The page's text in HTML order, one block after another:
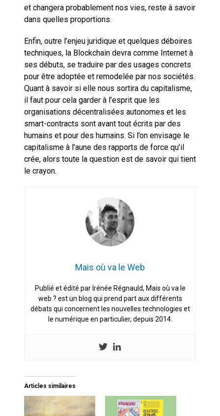
et changera probablement nos vies, reste à savoir
dans quelles proportions.
Enfin, outre l’enjeu juridique et quelques déboires
techniques, la Blockchain devra comme Internet à
ses débuts, se traduire par des usages concrets
pour être adoptée et remodelée par nos sociétés.
Quant à savoir si elle nous sortira du capitalisme,
il faut pour cela garder à l’esprit que les
organisations décentralisées autonomes et les
smart-contracts sont avant tout écrits par des
humains et pour des humains. Si l’on envisage le
capitalisme à l’aune des rapports de force qu’il
crée, alors toute la question est de savoir qui tient
le crayon.
Mais où va le Web
Publié et édité par Irénée Régnauld, Mais où va le
web ? est un blog qui prend part aux différents
débats qui concernent les nouvelles technologies et
le numérique en particulier, depuis 2014.
Articles similaires